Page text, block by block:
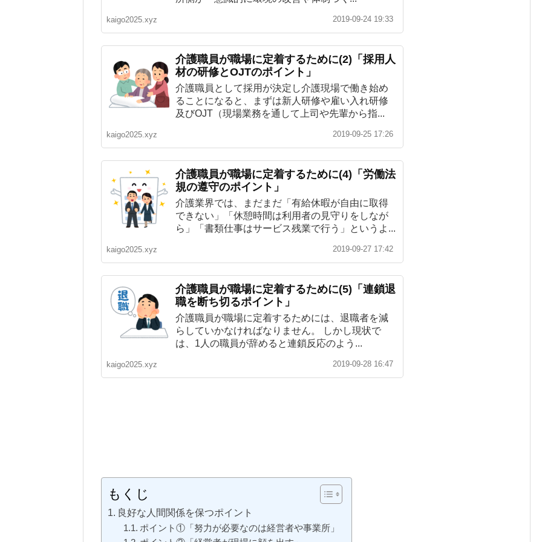
kaigo2025.xyz 2019-09-24 19:33
介護職員が職場に定着するために(2)「採用人
材の研修とOJTのポイント」
介護職員として採用が決定し介護現場で働き始め
ることになると、まずは新人研修や雇い入れ研修
及びOJT（現場業務を通して上司や先輩から指...
kaigo2025.xyz 2019-09-25 17:26
介護職員が職場に定着するために(4)「労働法
規の遵守のポイント」
介護業界では、まだまだ「有給休暇が自由に取得
できない」「休憩時間は利用者の見守りをしなが
ら」「書類仕事はサービス残業で行う」というよ...
kaigo2025.xyz 2019-09-27 17:42
介護職員が職場に定着するために(5)「連鎖退
職を断ち切るポイント」
介護職員が職場に定着するためには、退職者を減
らしていかなければなりません。 しかし現状で
は、1人の職員が辞めると連鎖反応のよう...
kaigo2025.xyz 2019-09-28 16:47
もくじ
良好な人間関係を保つポイント
ポイント①「努力が必要なのは経営者や事業所」